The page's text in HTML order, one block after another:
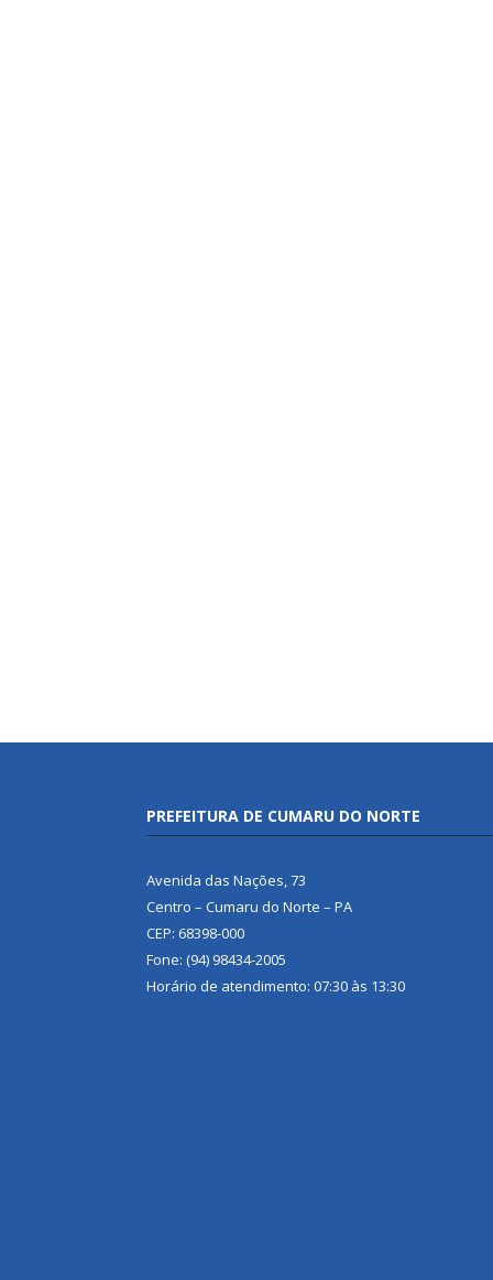
PREFEITURA DE CUMARU DO NORTE
Avenida das Nações, 73
Centro – Cumaru do Norte – PA
CEP: 68398-000
Fone: (94) 98434-2005
Horário de atendimento: 07:30 às 13:30